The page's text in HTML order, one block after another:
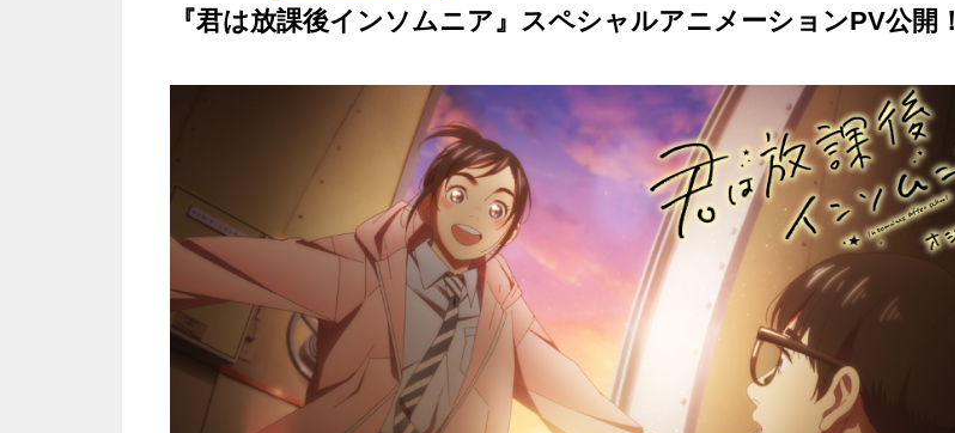
『君は放課後インソムニア』スペシャルアニメーションPV公開！